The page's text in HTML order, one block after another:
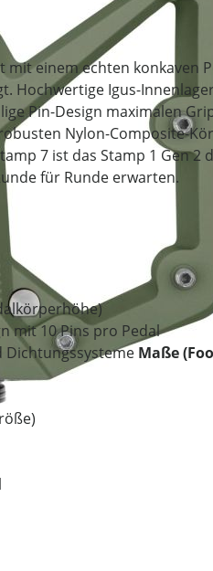
mit einem echten konkaven
Hochwertige Igus-
Pin-Design maximalen
Nylon-Composite-
7 ist das Stamp 1 Gen 2
für Runde erwarten.
mit 10 Pins pro Pedal
Dichtungssysteme Maße